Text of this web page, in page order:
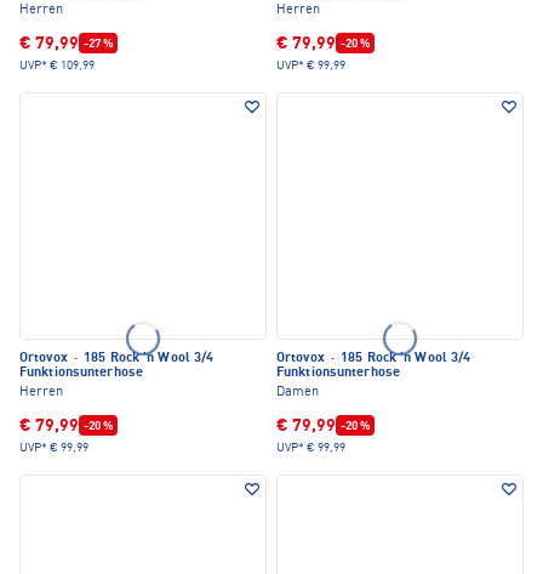
Herren
€ 79,99 -27 %
UVP* € 109,99
Herren
€ 79,99 -20 %
UVP* € 99,99
Ortovox · 185 Rock 'n Wool 3/4
Funktionsunterhose
Herren
€ 79,99 -20 %
UVP* € 99,99
Ortovox · 185 Rock 'n Wool 3/4
Funktionsunterhose
Damen
€ 79,99 -20 %
UVP* € 99,99